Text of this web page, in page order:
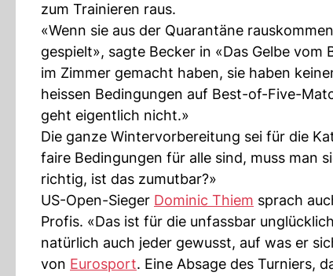
zum Trainieren raus.
«Wenn sie aus der Quarantäne
gespielt», sagte Becker in «Das Gelbe vom
im Zimmer gemacht haben, sie haben
heissen Bedingungen auf Best-of-Five-
geht eigentlich nicht.»
Die ganze Wintervorbereitung sei für die
faire Bedingungen für alle sind, muss man
richtig, ist das zumutbar?»
US-Open-Sieger Dominic Thiem sprach
Profis. «Das ist für die unfassbar
natürlich auch jeder gewusst, auf was er
von Eurosport. Eine Absage des Turniers,